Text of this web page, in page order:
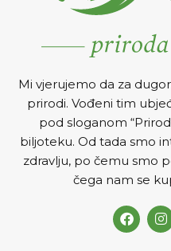
Mi vjerujemo da za
prirodi. Vođeni tim
pod sloganom
biljoteku. Od tada smo
zdravlju, po čemu smo
čega nam se